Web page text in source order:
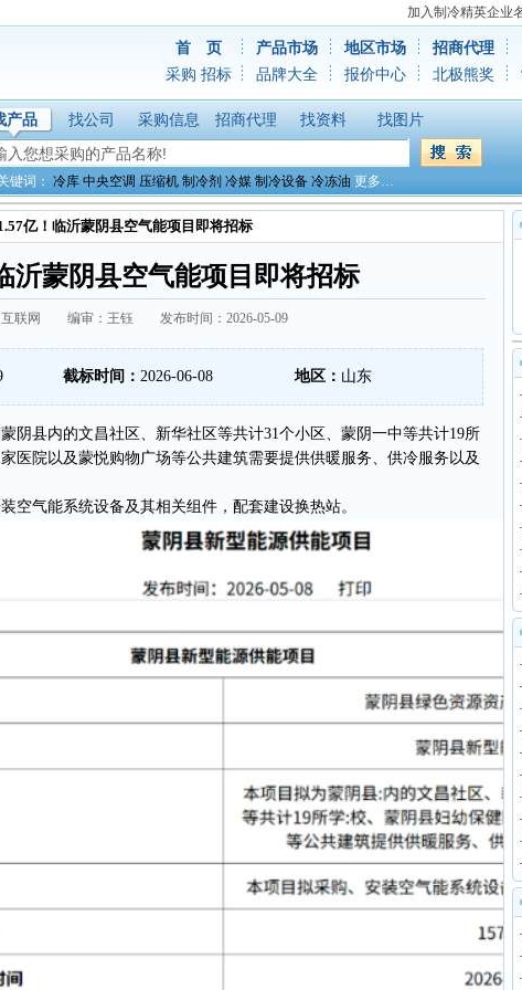
加入制冷精英企业
首 页 产品市场 地区市场 招商代理
采购 招标 品牌大全 报价中心 北极熊奖
产品 找公司 采购信息 招商代理 找资料 找图片
键词： 冷库 中央空调 压缩机 制冷剂 冷媒 制冷设备 冷冻油 更多…
亿！临沂蒙阴县空气能项目即将招标
沂蒙阴县空气能项目即将招标
互联网 编审：王钰 发布时间：2026-05-09
截标时间： 2026-06-08 地区： 山东
县内的文昌社区、新华社区等共计31个小区、蒙阴一中等共计19所
医院以及蒙悦购物广场等公共建筑需要提供供暖服务、供冷服务以及
气能系统设备及其相关组件，配套建设换热站。
·
·
·
·
·
·
·
·
·
·
·
·
·
·
·
·
·
·
·
·
·
·
·